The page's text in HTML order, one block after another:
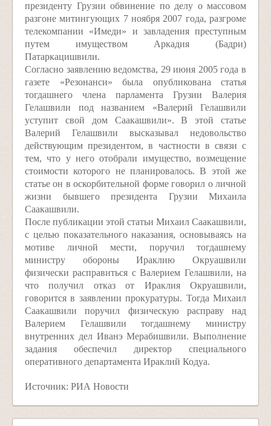
президенту Грузии обвинение по делу о массовом
разгоне митингующих 7 ноября 2007 года, разгроме
телекомпании «Имеди» и завладения преступным
путем имуществом Аркадия (Бадри)
Патаркацишвили.
Согласно заявлению ведомства, 29 июня 2005 года в
газете «Резонанси» была опубликована статья
тогдашнего члена парламента Грузии Валерия
Гелашвили под названием «Валерий Гелашвили
уступит свой дом Саакашвили». В этой статье
Валерий Гелашвили высказывал недовольство
действующим президентом, в частности в связи с
тем, что у него отобрали имущество, возмещение
стоимости которого не планировалось. В этой же
статье он в оскорбительной форме говорил о личной
жизни бывшего президента Грузии Михаила
Саакашвили.
После публикации этой статьи Михаил Саакашвили,
с целью показательного наказания, основываясь на
мотиве личной мести, поручил тогдашнему
министру обороны Ираклию Окруашвили
физически расправиться с Валерием Гелашвили, на
что получил отказ от Ираклия Окруашвили,
говорится в заявлении прокуратуры. Тогда Михаил
Саакашвили поручил физическую расправу над
Валерием Гелашвили тогдашнему министру
внутренних дел Иванэ Мерабишвили. Выполнение
задания обеспечил директор специального
оперативного департамента Ираклий Кодуа.
Источник: РИА Новости